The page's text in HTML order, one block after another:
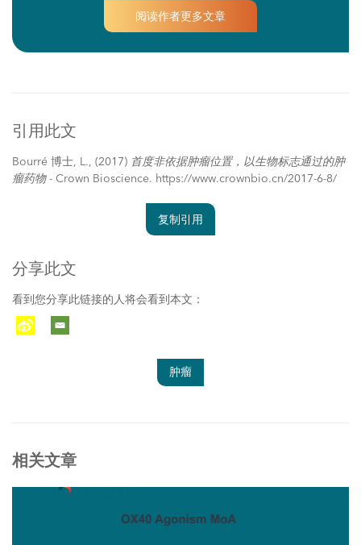
阅读作者更多文章
引用此文
Bourré 博士, L., (2017) 首度非依据肿瘤位置，以生物标志通过的肿
瘤药物- Crown Bioscience. https://www.crownbio.cn/2017-6-8/
复制引用
分享此文
看到您分享此链接的人将会看到本文：
肿瘤
相关文章